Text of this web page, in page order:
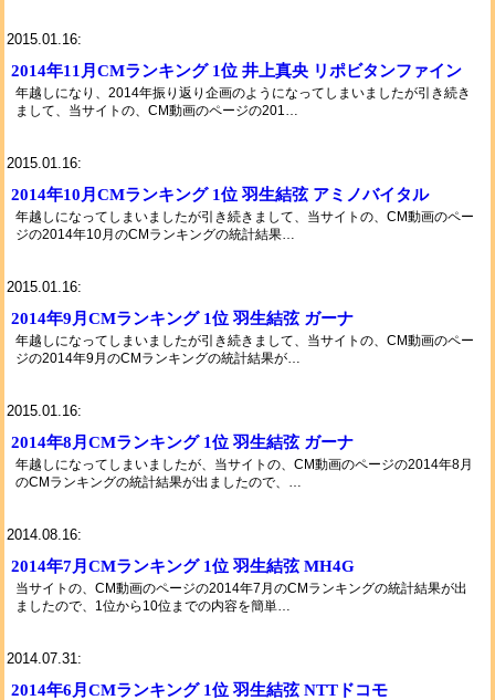
2015.01.16:
2014年11月CMランキング 1位 井上真央 リポビタンファイン
年越しになり、2014年振り返り企画のようになってしまいましたが引き続き
まして、当サイトの、CM動画のページの201…
2015.01.16:
2014年10月CMランキング 1位 羽生結弦 アミノバイタル
年越しになってしまいましたが引き続きまして、当サイトの、CM動画のペー
ジの2014年10月のCMランキングの統計結果…
2015.01.16:
2014年9月CMランキング 1位 羽生結弦 ガーナ
年越しになってしまいましたが引き続きまして、当サイトの、CM動画のペー
ジの2014年9月のCMランキングの統計結果が…
2015.01.16:
2014年8月CMランキング 1位 羽生結弦 ガーナ
年越しになってしまいましたが、当サイトの、CM動画のページの2014年8月
のCMランキングの統計結果が出ましたので、…
2014.08.16:
2014年7月CMランキング 1位 羽生結弦 MH4G
当サイトの、CM動画のページの2014年7月のCMランキングの統計結果が出
ましたので、1位から10位までの内容を簡単…
2014.07.31:
2014年6月CMランキング 1位 羽生結弦 NTTドコモ